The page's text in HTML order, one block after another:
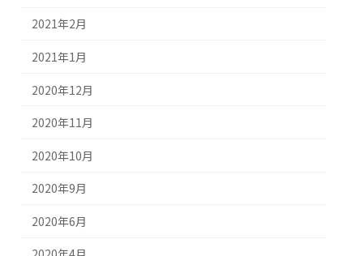
2021年2月
2021年1月
2020年12月
2020年11月
2020年10月
2020年9月
2020年6月